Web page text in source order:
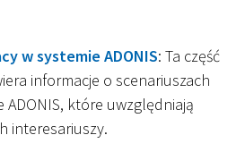
w systemie ADONIS: Ta część
informacje o scenariuszach
ADONIS, które uwzględniają
interesariuszy.